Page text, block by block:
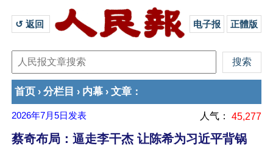
↺ 返回 电子报 正體版
首页 › 分栏目 › 内幕 › 文章 ：
2026年7月5日 发表 人气： 45,277
蔡奇布局：逼走李干杰 让陈希为习近平背锅